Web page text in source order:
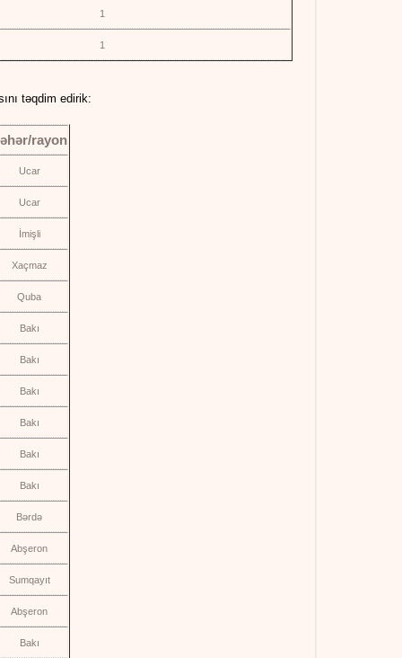
1
1
təqdim edirik:
rayon
Ucar
Ucar
İmişli
Xaçmaz
Quba
Bakı
Bakı
Bakı
Bakı
Bakı
Bakı
Bərdə
Abşeron
Sumqayıt
Abşeron
Bakı